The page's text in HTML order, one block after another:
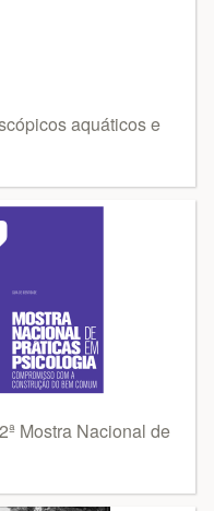
aquáticos e
Mostra Nacional de